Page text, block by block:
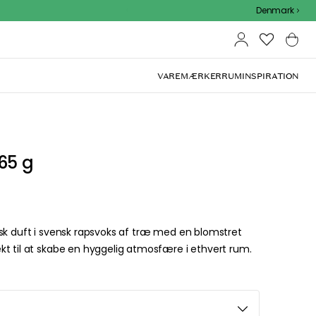
Outdoor Sale - 15% EXTRA rabat med kode
Denmark
VAREMÆRKERRUMINSPIRATION
g
duft i svensk rapsvoks af træ med en blomstret
til at skabe en hyggelig atmosfære i ethvert rum.